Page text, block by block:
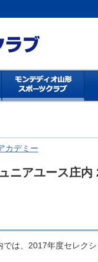
カデミー
ニアユース庄
は、2017年度セレク